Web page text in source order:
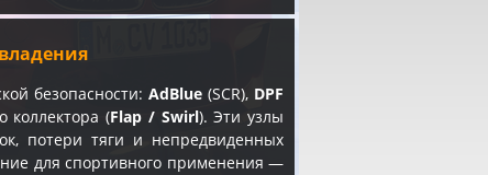
безопасности: AdBlue (SCR), DPF
коллектора (Flap / Swirl). Эти узлы
потери тяги и непредвиденных
для спортивного применения —